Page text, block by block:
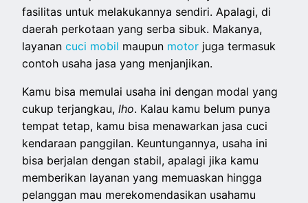
fasilitas untuk melakukannya sendiri. Apalagi, di
daerah perkotaan yang serba sibuk. Makanya,
layanancuci mobil maupun motor juga termasuk
contoh usaha jasa yang menjanjikan.
Kamu bisa memulai usaha ini dengan modal yang
cukup terjangkau,lho. Kalau kamu belum punya
tempat tetap, kamu bisa menawarkan jasa cuci
kendaraan panggilan. Keuntungannya, usaha ini
bisa berjalan dengan stabil, apalagi jika kamu
memberikan layanan yang memuaskan hingga
pelanggan mau merekomendasikan usahamu